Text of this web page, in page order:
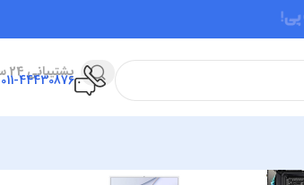
پشتیبانی 24 ساعته
011-44430876